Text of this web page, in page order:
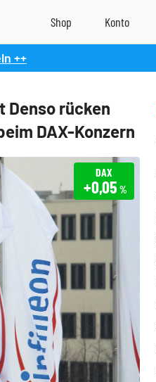
++
rücken
DAX-Konzern
DAX
+0,05 %